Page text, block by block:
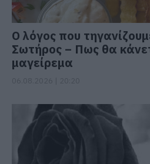
Ο λόγος που
Σωτήρος – Πως θα
μαγείρεμα